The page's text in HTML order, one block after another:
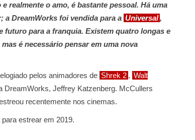
realmente o amo, é bastante pessoal. Há uma
a DreamWorks foi vendida para a Universal,
futuro para a franquia. Existem quatro longas e
é necessário pensar em uma nova
pelos animadores de Shrek 2 , Walt
DreamWorks, Jeffrey Katzenberg. McCullers
recentemente nos cinemas.
estrear em 2019.